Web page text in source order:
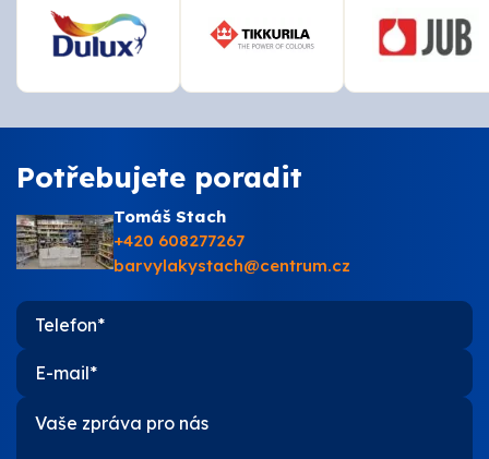
Potřebujete poradit
Tomáš Stach
+420 608277267
barvylakystach@centrum.cz